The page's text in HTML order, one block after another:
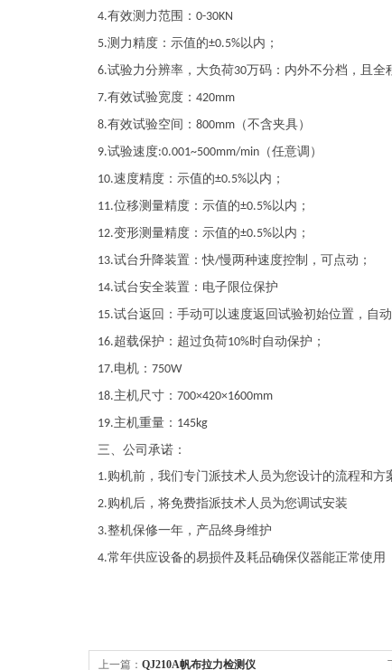
4.有效测力范围： 0-30KN
5.测力精度：示值的±0.5%以内；
6.试验力分辨率，大负荷30万码：内外不分档，且全
7.有效试验宽度： 420mm
8.有效试验空间： 800mm （不含夹具）
9.试验速度:0.001~500mm/min （任意调）
10.速度精度：示值的±0.5%以内；
11.位移测量精度：示值的±0.5%以内；
12.变形测量精度：示值的±0.5%以内；
13.试台升降装置：快/慢两种速度控制，可点动；
14.试台安全装置：电子限位保护
15.试台返回：手动可以速度返回试验初始位置，自
16.超载保护：超过负荷10%时自动保护；
17.电机： 750W
18.主机尺寸： 700×420×1600mm
19.主机重量： 145kg
三、 公司承诺：
1.购机前，我们专门派技术人员为您设计的流程和方
2.购机后，将免费指派技术人员为您调试安装
3.整机保修一年，产品终身维护
4.常年供应设备的易损件及耗品确保仪器能正常使用
上一篇： QJ210A帆布拉力检测仪